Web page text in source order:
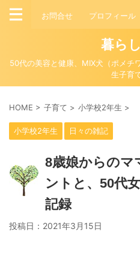
お問合せ プロフィール
暮ら
50代の美容と健康、MIX犬（ポメチ
生子育
HOME > 子育て > 小学校2年生 >
小学校2年生 日々の雑記
8歳娘からのマ
ントと、50代
記録
投稿日： 2021年3月15日